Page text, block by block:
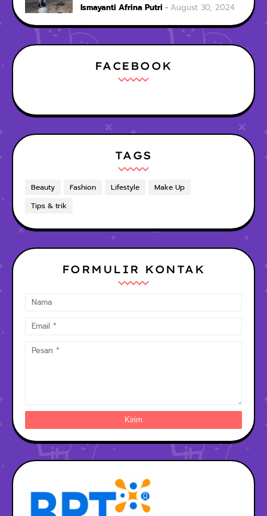
Serum Penghilang Bekas Jerawat
Ismayanti Afrina Putri August 30, 2024
FACEBOOK
TAGS
Beauty Fashion Lifestyle
Make Up
Tips & trik
FORMULIR KONTAK